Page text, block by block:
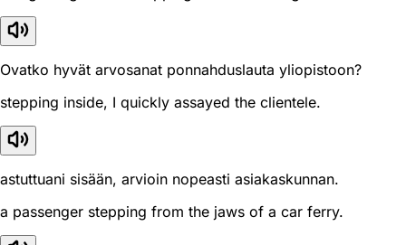
Ovatko hyvät arvosanat ponnahduslauta yliopistoon?
stepping inside, I quickly assayed the clientele.
astuttuani sisään, arvioin nopeasti asiakaskunnan.
a passenger stepping from the jaws of a car ferry.